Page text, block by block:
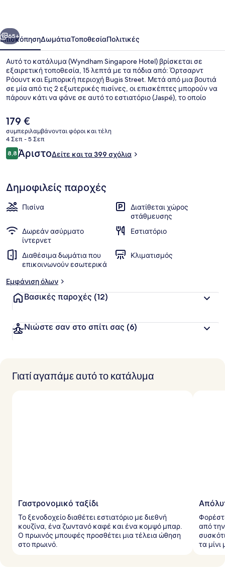
Επόμενο
65+
ΕπισκόπησηΔωμάτιαΤοποθεσίαΠολιτικές
Αυτό το κατάλυμα (Wyndham Singapore Hotel) βρίσκεται σε
εξαιρετική τοποθεσία, 15 λεπτά με τα πόδια από: Όρτσαρντ
Ρόουντ και Εμπορική περιοχή Bugis Street. Μετά από μια βουτιά
σε μία από τις 2 εξωτερικές πισίνες, οι επισκέπτες μπορούν να
πάρουν κάτι να φάνε σε αυτό το εστιατόριο (Jaspé), το οποίο
μεσημεριανό και βραδινό. Σε αυτό το ξενοδοχείο (πολυτελείας)
θα βρείτε ακόμη γυμναστήριο που είναι ανοιχτό όλο το 24ωρο
και μπαρ/lounge. Για το εξυπηρετικό προσωπικό και την
τοποθεσία του τα καταλύματα λαμβάνουν εξαιρετική
βαθμολογία από τους ταξιδιώτες. Τα μέσα μαζικής μεταφοράς
είναι σε πολύ κοντινή απόσταση με τα πόδια: το σημείο
απόσταση 8 λεπτών.
Η
τρέχουσα
τιμή
είναι
179 €
179 €
συμπεριλαμβάνονται φόροι και τέλη
4 Σεπ - 5 Σεπ
Σχόλια
8,88,8 στα 10
ΆριστοΔείτε και τα 399 σχόλια
Δημοφιλείς παροχές
Πισίνα
Διατίθεται χώρος
στάθμευσης
Δωρεάν ασύρματο
ίντερνετ
Εστιατόριο
Διαθέσιμα δωμάτια που
επικοινωνούν εσωτερικά
Κλιματισμός
Εμφάνιση όλων
Βασικές παροχές (12)
Νιώστε σαν στο σπίτι σας (6)
Γιατί αγαπάμε αυτό το κατάλυμα
Γαστρονομικό ταξίδι
Το ξενοδοχείο διαθέτει εστιατόριο με διεθνή
κουζίνα, ένα ζωντανό καφέ και ένα κομψό μπαρ.
Ο πρωινός μπουφές προσθέτει μια τέλεια ώθηση
στο πρωινό.
από
τα